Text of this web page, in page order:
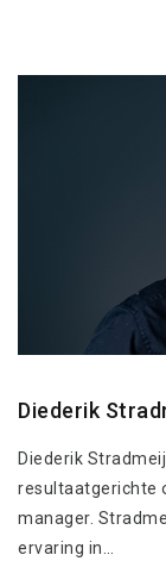
Diederik
Diederik
resultaatgerichte
manager.
ervaring in…